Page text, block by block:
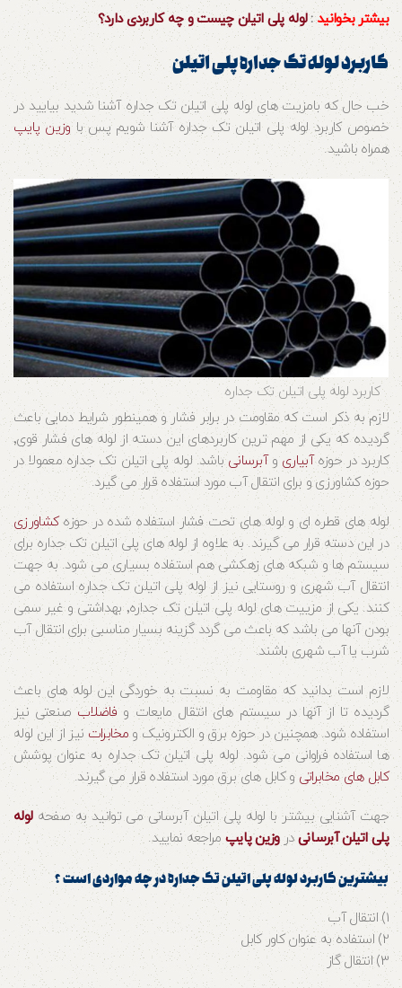
بیشتر بخوانید:لوله پلی اتیلن چیست و چه کاربردی دارد؟
کاربرد لوله تک جداره پلی اتیلن
خب حال که بامزیت های لوله پلی اتیلن تک جداره آشنا شدید بیایید در
خصوص کاربرد لوله پلی اتیلن تک جداره آشنا شویم پس باوزین پایپ
همراه باشید.
کاربرد لوله پلی اتیلن تک جداره
لازم به ذکر است که مقاومت در برابر فشار و همینطور شرایط دمایی باعث
گردیده که یکی از مهم ترین کاربردهای این دسته از لوله های فشار قوی٬
کاربرد در حوزهآبیاریوآبرسانیباشد. لوله پلی اتیلن تک جداره معمولا در
حوزه کشاورزی و برای انتقال آب مورد استفاده قرار می گیرد.
لوله های قطره ای و لوله های تحت فشار استفاده شده در حوزهکشاورزی
در این دسته قرار می گیرند. به علاوه از لوله های پلی اتیلن تک جداره برای
سیستم ها و شبکه های زهکشی هم استفاده بسیاری می شود. به جهت
انتقال آب شهری و روستایی نیز از لوله پلی اتیلن تک جداره استفاده می
کنند. یکی از مزییت های لوله پلی اتیلن تک جداره٬ بهداشتی و غیر سمی
بودن آنها می باشد که باعث می گردد گزینه بسیار مناسبی برای انتقال آب
شرب یا آب شهری باشند.
لازم است بدانید که مقاومت به نسبت به خوردگی این لوله های باعث
گردیده تا از آنها در سیستم های انتقال مایعات وفاضلابصنعتی نیز
استفاده شود. همچنین در حوزه برق و الکترونیک ومخابرات نیز از این لوله
ها استفاده فراوانی می شود. لوله پلی اتیلن تک جداره به عنوان پوشش
کابل های مخابراتیو کابل های برق مورد استفاده قرار می گیرند.
جهت آشنایی بیشتر با لوله پلی اتیلن آبرسانی می توانید به صفحهلوله
پلی اتیلن آبرسانیدروزین پایپ مراجعه نمایید.
بیشترین کاربرد لوله پلی اتیلن تک جداره در چه مواردی است ؟
1) انتقال آب
2) استفاده به عنوان کاور کابل
3) انتقال گاز